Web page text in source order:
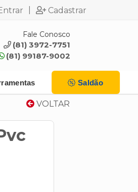
Cadastrar
Fale Conosco
(81) 3972-7751
(81) 99187-9002
Saldão
VOLTAR